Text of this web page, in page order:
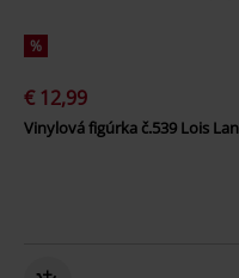
%
€ 12,99
Vinylová figúrka č.539 Lois